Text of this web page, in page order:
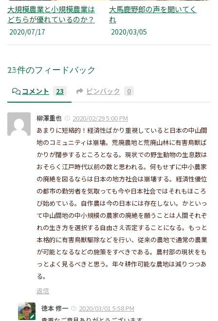
大規模農業と小規模農業は
どちらが優れているのか？
2020/07/17
大馬鹿野郎の声を聞いてく
れ
2020/03/05
23件のフィードバック
コメント 23 ピンバック 0
柳澤重也
2020/02/29 5:00 PM
あまりに短絡的！経済性ばかり重視していると日本の中山間
地のコミュニティは崩壊。荒廃農地と荒廃山林に有害鳥獣ば
かりが闊歩するところとなる。現状での野生動物の生息数は
おそらく江戸時代以前の数と思われる。何もせずに中小農家
の廃絶を図るならは日本の地方社会は崩壊する。経済性優位
の都市の勤労者を気取っても今や日本社会ではそれもほころ
び始めている。自作農は今の日本には存在しない。かといっ
て中山間地の中小規模の農家の廃絶を願うことは人間それぞ
れの生き方を選択する自由さえ否定することになる。もっと
本格的に有害鳥獣駆除などを行い、従来の農地で通常の農業
が可能となるなどの施策をすべきである。農村部の現状をも
っとよく見るべきと思う。年々耕作可能な農地は減りつつあ
る。
返信
徳本 修一
2020/03/01 5:58 PM